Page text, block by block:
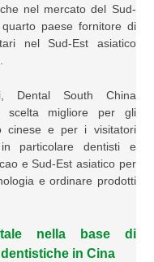
nel mercato del Sud-
paese fornitore di
nel Sud-Est asiatico
Dental South China
scelta migliore per gli
cinese e per i visitatori
particolare dentisti e
e Sud-Est asiatico per
e ordinare prodotti
nella base di
in Cina